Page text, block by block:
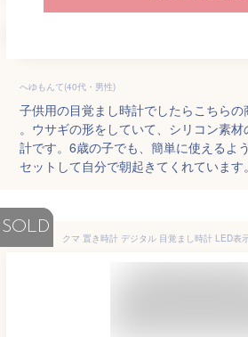
へゆもんて(40代・男性)
子供用の目覚まし時計でしたらこちら
。ウサギの形をしていて、シリコン素
計です。6歳の子でも、簡単に使えるよ
セットして自分で朝起きてくれています。
SOLD